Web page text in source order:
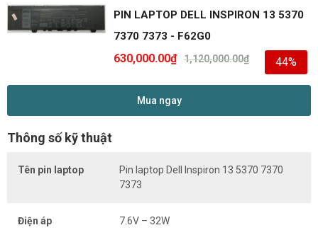
PIN LAPTOP DELL INSPIRON 13 5370
7370 7373 - F62G0
1,120,000.00₫
630,000.00₫ 44%
Mua ngay
Thông số kỹ thuật
Tên pin laptop
Pin laptop Dell Inspiron 13 5370 7370
7373
Điện áp 7.6V – 32W